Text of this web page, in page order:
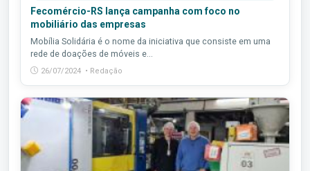
Fecomércio-RS lança campanha com foco no
mobiliário das empresas
Mobília Solidária é o nome da iniciativa que consiste em uma
rede de doações de móveis e...
26/07/2024 • Redação